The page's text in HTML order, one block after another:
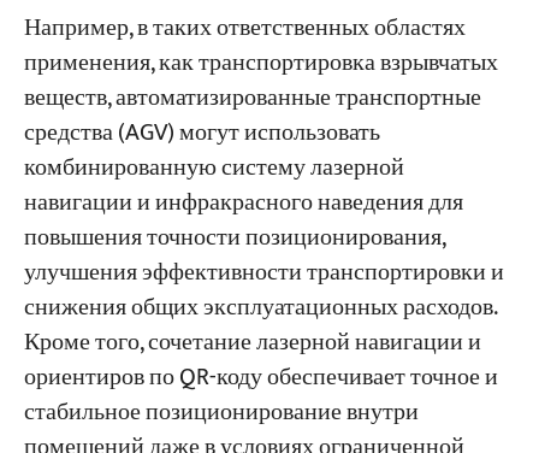
Например, в таких ответственных областях
применения, как транспортировка взрывчатых
веществ, автоматизированные транспортные
средства (AGV) могут использовать
комбинированную систему лазерной
навигации и инфракрасного наведения для
повышения точности позиционирования,
улучшения эффективности транспортировки и
снижения общих эксплуатационных расходов.
Кроме того, сочетание лазерной навигации и
ориентиров по QR-коду обеспечивает точное и
стабильное позиционирование внутри